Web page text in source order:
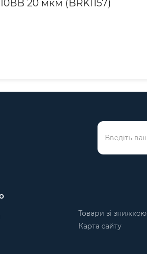
20 мкм (BRK1157)
Товари зі знижкою
Карта сайту